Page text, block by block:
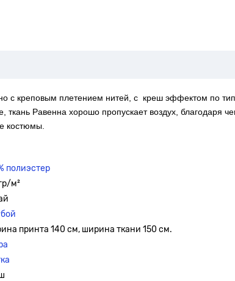
с креповым плетением нитей, с креш эффектом по
Равенна хорошо пропускает воздух, благодаря
костюмы.
полиэстер
м²
принта 140 см, ширина ткани 150 см.